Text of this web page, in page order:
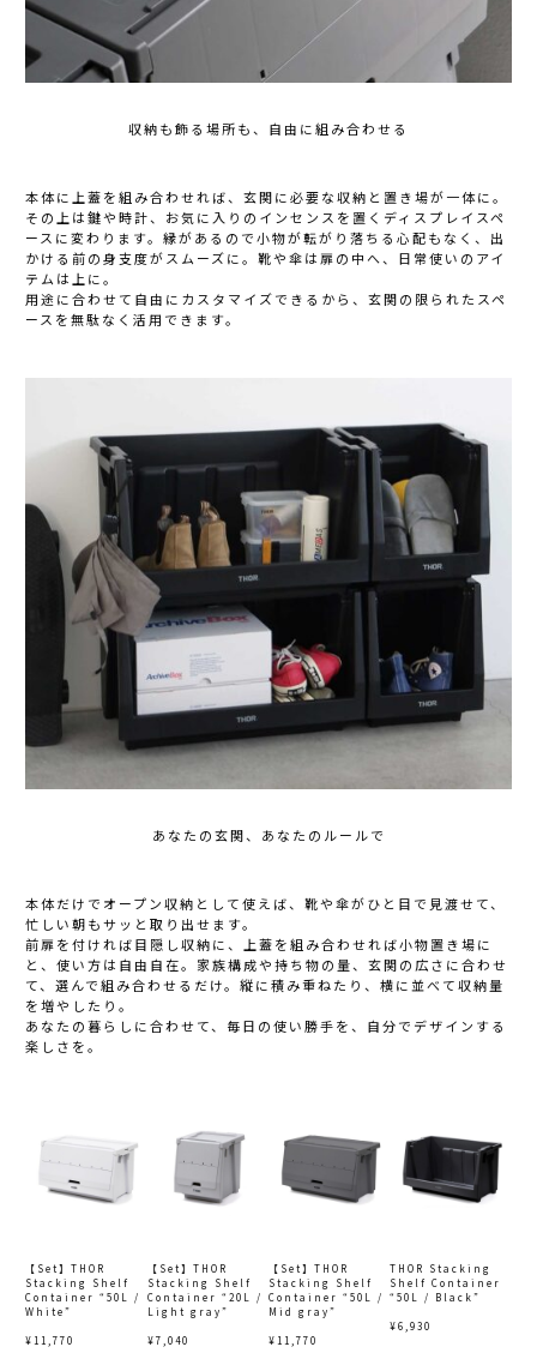
収納も飾る場所も、自由に組み合わせる
本体に上蓋を組み合わせれば、玄関に必要な収納と置き場が一体に。
その上は鍵や時計、お気に入りのインセンスを置くディスプレイスペ
ースに変わります。縁があるので小物が転がり落ちる心配もなく、出
かける前の身支度がスムーズに。靴や傘は扉の中へ、日常使いのアイ
テムは上に。
用途に合わせて自由にカスタマイズできるから、玄関の限られたスペ
ースを無駄なく活用できます。
あなたの玄関、あなたのルールで
本体だけでオープン収納として使えば、靴や傘がひと目で見渡せて、
忙しい朝もサッと取り出せます。
前扉を付ければ目隠し収納に、上蓋を組み合わせれば小物置き場に
と、使い方は自由自在。家族構成や持ち物の量、玄関の広さに合わせ
て、選んで組み合わせるだけ。縦に積み重ねたり、横に並べて収納量
を増やしたり。
あなたの暮らしに合わせて、毎日の使い勝手を、自分でデザインする
楽しさを。
【Set】THOR
Stacking Shelf
Container “50L /
White”
¥11,770
【Set】THOR
Stacking Shelf
Container “20L /
Light gray”
¥7,040
【Set】THOR
Stacking Shelf
Container “50L /
Mid gray”
¥11,770
THOR Stacking
Shelf Container
“50L / Black”
¥6,930